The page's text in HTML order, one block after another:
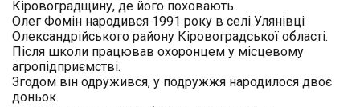
Кіровоградщину, де його поховають.
Олег Фомін народився 1991 року в селі Улянівці
Олександрійського району Кіровоградської області.
Після школи працював охоронцем у місцевому
агропідприємстві.
Згодом він одружився, у подружжя народилося двоє
доньок.